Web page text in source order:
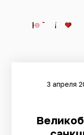
3 апреля